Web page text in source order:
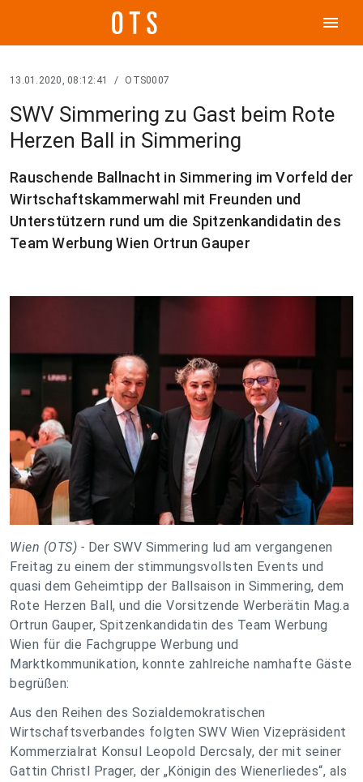
menu
13.01.2020, 08:12:41 / OTS0007
SWV Simmering zu Gast beim Rote
Herzen Ball in Simmering
Rauschende Ballnacht in Simmering im Vorfeld der
Wirtschaftskammerwahl mit Freunden und
Unterstützern rund um die Spitzenkandidatin des
Team Werbung Wien Ortrun Gauper
Wien (OTS) - Der SWV Simmering lud am vergangenen
Freitag zu einem der stimmungsvollsten Events und
quasi dem Geheimtipp der Ballsaison in Simmering, dem
Rote Herzen Ball, und die Vorsitzende Werberätin Mag.a
Ortrun Gauper, Spitzenkandidatin des Team Werbung
Wien für die Fachgruppe Werbung und
Marktkommunikation, konnte zahlreiche namhafte Gäste
begrüßen:
Aus den Reihen des Sozialdemokratischen
Wirtschaftsverbandes folgten SWV Wien Vizepräsident
Kommerzialrat Konsul Leopold Dercsaly, der mit seiner
Gattin Christl Prager, der „Königin des Wienerliedes“, als